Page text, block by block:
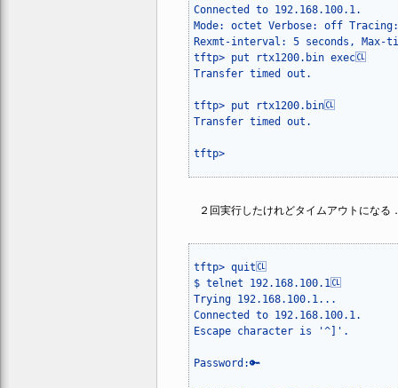
Connected to 192.168.100.1.
Mode: octet Verbose: off
Rexmt-interval: 5 seconds, Max-
tftp> put rtx1200.bin exec🆑
Transfer timed out.
tftp> put rtx1200.bin🆑
Transfer timed out.
tftp>
２回実行したけれどタイムアウトになる
tftp> quit🆑
$ telnet 192.168.100.1🆑
Trying 192.168.100.1...
Connected to 192.168.100.1.
Escape character is '^]'.
Password:🔑